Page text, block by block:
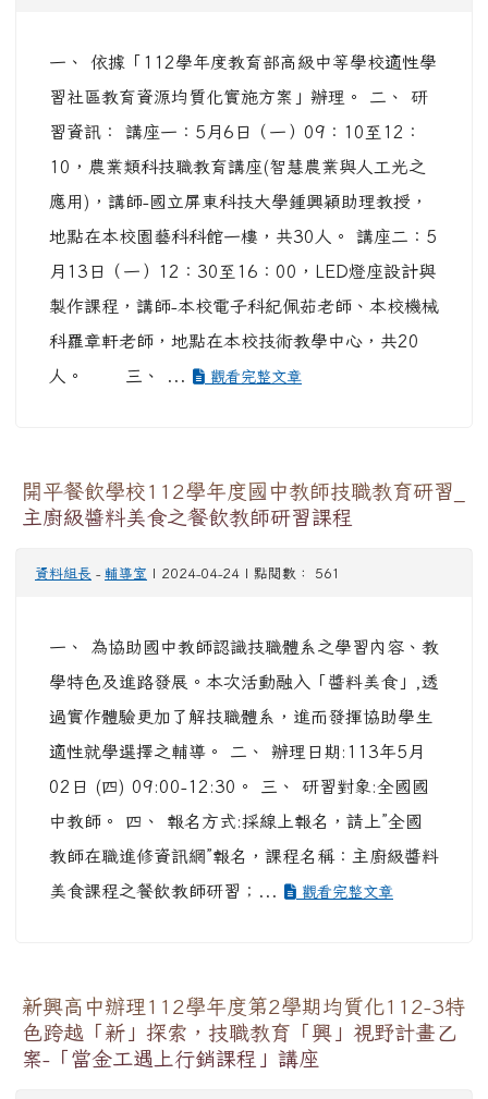
一、 依據「112學年度教育部高級中等學校適性學
習社區教育資源均質化實施方案」辦理。 二、 研
習資訊： 講座一：5月6日（一）09：10至12：
10，農業類科技職教育講座(智慧農業與人工光之
應用)，講師-國立屏東科技大學鍾興穎助理教授，
地點在本校園藝科科館一樓，共30人。 講座二：5
月13日（一）12：30至16：00，LED燈座設計與
製作課程，講師-本校電子科紀佩茹老師、本校機械
科羅章軒老師，地點在本校技術教學中心，共20
人。 三、 ...
觀看完整文章
開平餐飲學校112學年度國中教師技職教育研習_
主廚級醬料美食之餐飲教師研習課程
資料組長 - 輔導室 | 2024-04-24 | 點閱數： 561
一、 為協助國中教師認識技職體系之學習內容、教
學特色及進路發展。本次活動融入「醬料美食」,透
過實作體驗更加了解技職體系，進而發揮協助學生
適性就學選擇之輔導。 二、 辦理日期:113年5月
02日 (四) 09:00-12:30。 三、 研習對象:全國國
中教師。 四、 報名方式:採線上報名，請上”全國
教師在職進修資訊網”報名，課程名稱：主廚級醬料
美食課程之餐飲教師研習；...
觀看完整文章
新興高中辦理112學年度第2學期均質化112-3特
色跨越「新」探索，技職教育「興」視野計畫乙
案-「當金工遇上行銷課程」講座